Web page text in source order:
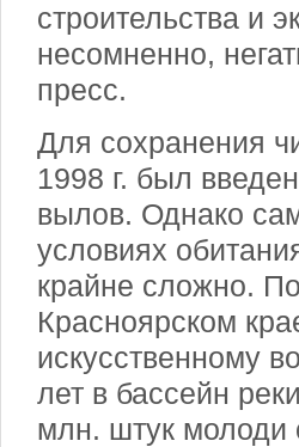
строительства и
несомненно,
пресс.
Для сохранения
1998 г. был
вылов. Однако
условиях
крайне сложно.
Красноярском
искусственному
лет в бассейн
млн. штук молоди